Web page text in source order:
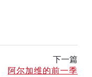
下一篇
阿尔加维的前一季